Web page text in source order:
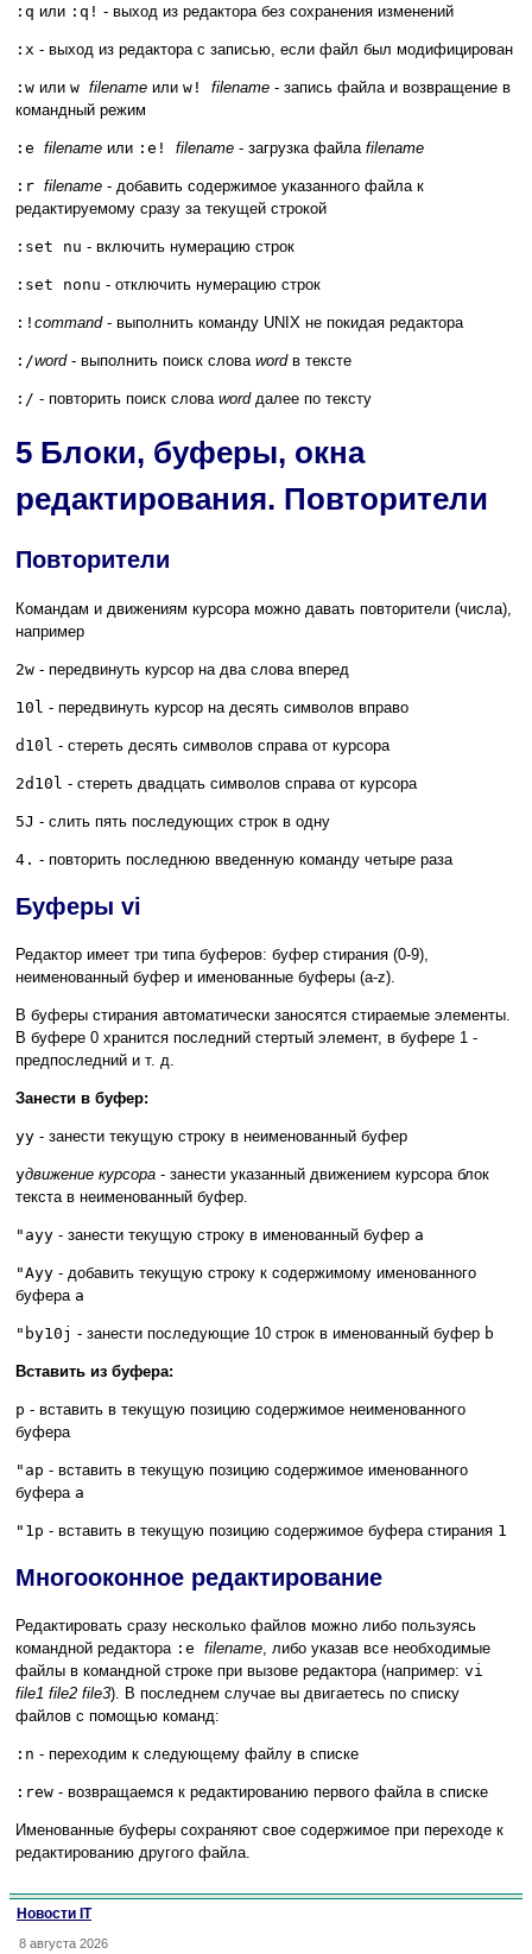
:q или :q! - выход из редактора без сохранения изменений
:x - выход из редактора с записью, если файл был модифицирован
:w или w filename или w! filename - запись файла и возвращение в
командный режим
:e filename или :e! filename - загрузка файла filename
:r filename - добавить содержимое указанного файла к
редактируемому сразу за текущей строкой
:set nu - включить нумерацию строк
:set nonu - отключить нумерацию строк
:! command- выполнить команду UNIX не покидая редактора
:/word- выполнить поиск слова wordв тексте
:/ - повторить поиск слова wordдалее по тексту
5 Блоки, буферы, окна
редактирования. Повторители
Повторители
Командам и движениям курсора можно давать повторители (числа),
например
2w - передвинуть курсор на два слова вперед
10l - передвинуть курсор на десять символов вправо
d10l - стереть десять символов справа от курсора
2d10l - стереть двадцать символов справа от курсора
5J - слить пять последующих строк в одну
4. - повторить последнюю введенную команду четыре раза
Буферы vi
Редактор имеет три типа буферов: буфер стирания (0-9),
неименованный буфер и именованные буферы (a-z).
В буферы стирания автоматически заносятся стираемые элементы.
В буфере 0 хранится последний стертый элемент, в буфере 1 -
предпоследний и т. д.
Занести в буфер:
yy - занести текущую строку в неименованный буфер
yдвижение курсора - занести указанный движением курсора блок
текста в неименованный буфер.
"ayy - занести текущую строку в именованный буфер a
"Ayy - добавить текущую строку к содержимому именованного
буфера a
"by10j - занести последующие 10 строк в именованный буфер b
Вставить из буфера:
p - вставить в текущую позицию содержимое неименованного
буфера
"ap - вставить в текущую позицию содержимое именованного
буфера a
"1p - вставить в текущую позицию содержимое буфера стирания 1
Многооконное редактирование
Редактировать сразу несколько файлов можно либо пользуясь
командной редактора :e filename, либо указав все необходимые
файлы в командной строке при вызове редактора (например: vi
file1 file2 file3). В последнем случае вы двигаетесь по списку
файлов с помощью команд:
:n - переходим к следующему файлу в списке
:rew - возвращаемся к редактированию первого файла в списке
Именованные буферы сохраняют свое содержимое при переходе к
редактированию другого файла.
Новости IT
8 августа 2026